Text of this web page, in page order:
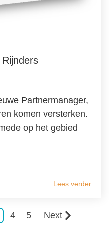
Partnermanager,
komen versterken.
op het gebied
Lees verder
4 5 Next